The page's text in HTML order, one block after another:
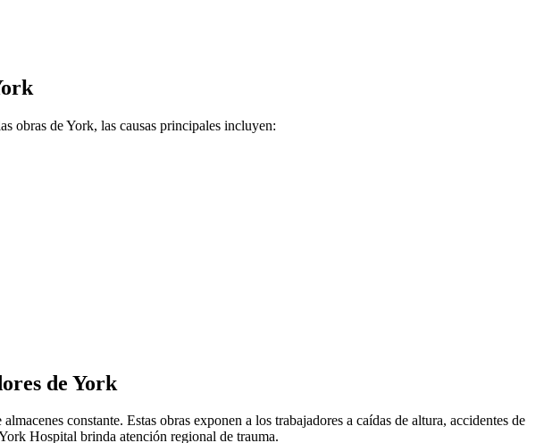
obras deYork, las causas principales incluyen:
de York
constante. Estas obras exponen a los trabajadores a caídas de altura, accidentes de
Hospital brinda atención regional de trauma.